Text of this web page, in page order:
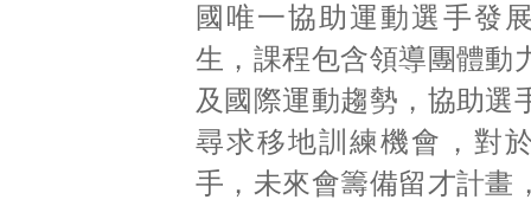
國唯一協助運動選手發
生，課程包含領導團體動
及國際運動趨勢，協助選
尋求移地訓練機會，對
手，未來會籌備留才計畫